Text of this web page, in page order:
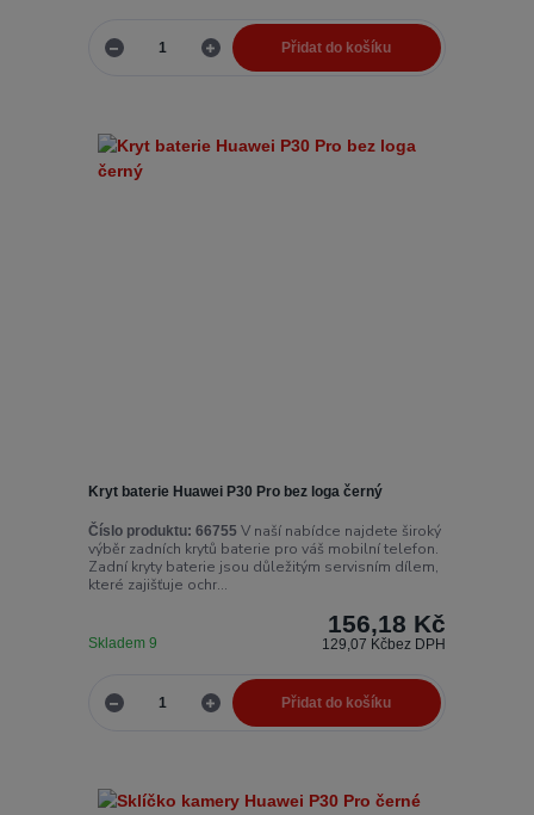
Přidat do košíku
Kryt baterie Huawei P30 Pro bez loga černý
Číslo produktu: 66755 V naší nabídce najdete široký
výběr zadních krytů baterie pro váš mobilní telefon.
Zadní kryty baterie jsou důležitým servisním dílem,
které zajišťuje ochr...
156,18 Kč
129,07 Kčbez DPH
Skladem 9
Přidat do košíku